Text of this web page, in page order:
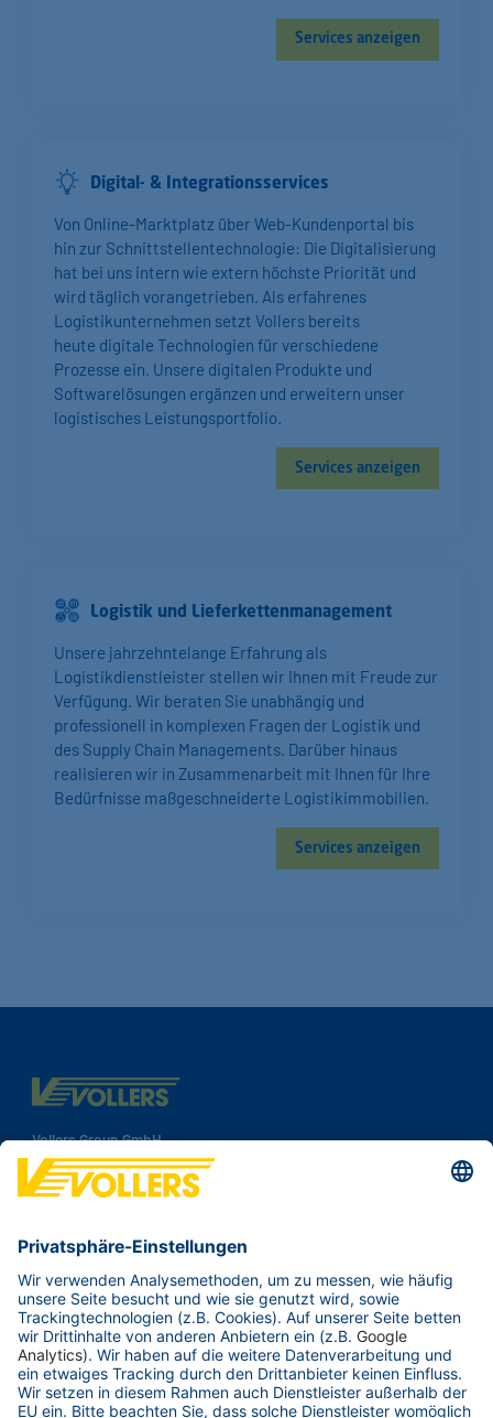
Services anzeigen
Digital- & Integrations­services
Von Online-Marktplatz über Web-Kundenportal bis
hin zur Schnittstellentechnologie: Die Digitalisierung
hat bei uns intern wie extern höchste Priorität und
wird täglich vorangetrieben. Als erfahrenes
Logistikunternehmen setzt Vollers bereits
heute digitale Technologien für verschiedene
Prozesse ein. Unsere digitalen Produkte und
Softwarelösungen ergänzen und erweitern unser
logistisches Leistungsportfolio.
Services anzeigen
Logistik und Lieferketten­management
Unsere jahrzehntelange Erfahrung als
Logistikdienstleister stellen wir Ihnen mit Freude zur
Verfügung. Wir beraten Sie unabhängig und
professionell in komplexen Fragen der Logistik und
des Supply Chain Managements. Darüber hinaus
realisieren wir in Zusammenarbeit mit Ihnen für Ihre
Bedürfnisse maßgeschneiderte Logistikimmobilien.
Services anzeigen
Vollers Group GmbH
Speicherhof 308
28217 Bremen
Deutschland
Tel.: +49 421 38 92 00
Fax: +49 421 38 92 100
Kontakt
Ihre Branche